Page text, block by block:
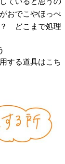
おでこやほっぺ
？ どこまで処理
する道具はこち